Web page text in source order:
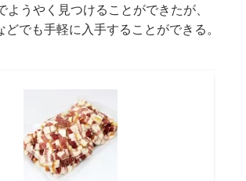
ようやく見つけることができたが、
でも手軽に入手することができる。